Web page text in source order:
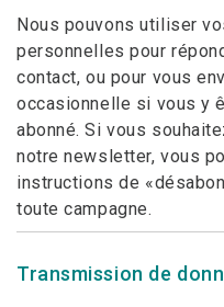
Nous pouvons utiliser
personnelles pour
contact, ou pour vous
occasionnelle si vous y
abonné. Si vous
notre newsletter, vous
instructions de
toute campagne.
Transmission de